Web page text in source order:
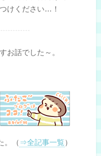
けください…！
お話でした～。
。（ ⇒全記事一覧）